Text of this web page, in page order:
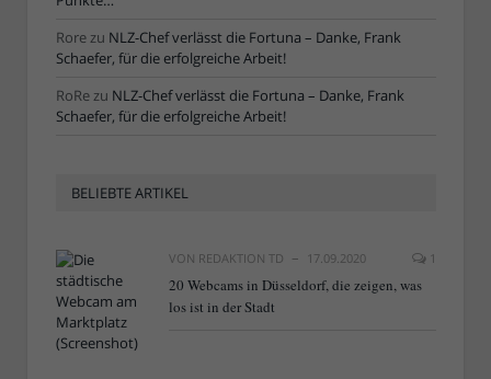
Rorezu NLZ-Chef verlässt die Fortuna – Danke, Frank
Schaefer, für die erfolgreiche Arbeit!
RoRezu NLZ-Chef verlässt die Fortuna – Danke, Frank
Schaefer, für die erfolgreiche Arbeit!
BELIEBTE ARTIKEL
VON REDAKTION TD 17.09.2020 1
20 Webcams in Düsseldorf, die zeigen, was
los ist in der Stadt